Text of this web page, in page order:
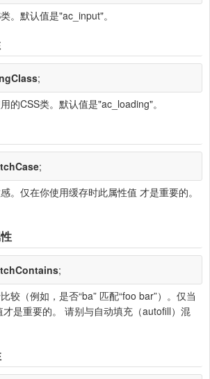
。默认值是"ac_input"。
;
的CSS类。默认值是"ac_loading"。
;
。仅在你使用缓存时此属性值 才是重要的。
;
较（例如，是否“ba” 匹配“foo bar”）。仅当
是重要的。 请别与自动填充（autofill）混